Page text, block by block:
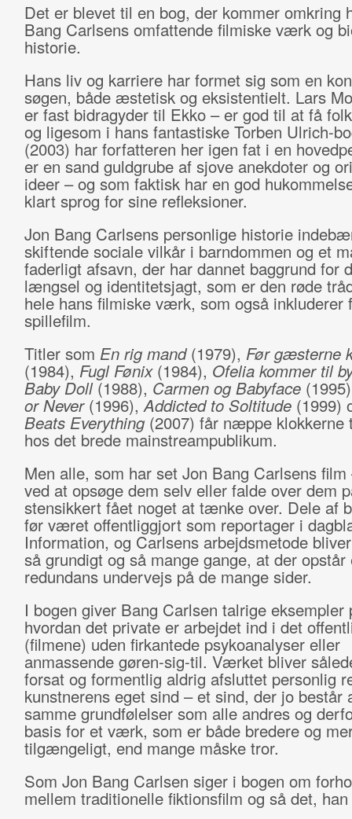
Det er blevet til en bog, der kommer omkring
Bang Carlsens omfattende filmiske værk og
historie.
Hans liv og karriere har formet sig som en
søgen, både æstetisk og eksistentielt. Lars
er fast bidragyder til Ekko – er god til at få
og ligesom i hans fantastiske Torben Ulrich-
(2003) har forfatteren her igen fat i en
er en sand guldgrube af sjove anekdoter og
ideer – og som faktisk har en god
klart sprog for sine refleksioner.
Jon Bang Carlsens personlige historie
skiftende sociale vilkår i barndommen og et
faderligt afsavn, der har dannet baggrund for
længsel og identitetsjagt, som er den røde
hele hans filmiske værk, som også inkluderer
spillefilm.
Titler som En rig mand(1979), Før gæsterne
(1984), Fugl Fønix (1984), Ofelia kommer til
Baby Doll(1988), Carmen og Babyface
or Never(1996),Addicted to Soltitude(1999)
Beats Everything(2007) får næppe klokkerne
hos det brede mainstreampublikum.
Men alle, som har set Jon Bang Carlsens film
ved at opsøge dem selv eller falde over dem
stensikkert fået noget at tænke over. Dele af
før været offentliggjort som reportager i
Information, og Carlsens arbejdsmetode
så grundigt og så mange gange, at der opstår
redundans undervejs på de mange sider.
I bogen giver Bang Carlsen talrige eksempler
hvordan det private er arbejdet ind i det
(filmene) uden firkantede psykoanalyser eller
anmassende gøren-sig-til. Værket bliver
forsat og formentlig aldrig afsluttet personlig
kunstnerens eget sind – et sind, der jo består
samme grundfølelser som alle andres og
basis for et værk, som er både bredere og
tilgængeligt, end mange måske tror.
Som Jon Bang Carlsen siger i bogen om
mellem traditionelle fiktionsfilm og så det,